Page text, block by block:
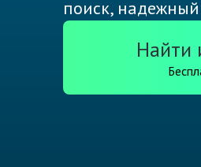
поиск, надежный
Найти